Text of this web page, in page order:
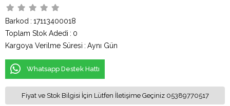
Barkod : 17113400018
Toplam Stok Adedi : 0
Kargoya Verilme Süresi : Aynı Gün
Whatsapp Destek Hattı
Fiyat ve Stok Bilgisi İçin Lütfen İletişime Geçiniz 05389770517